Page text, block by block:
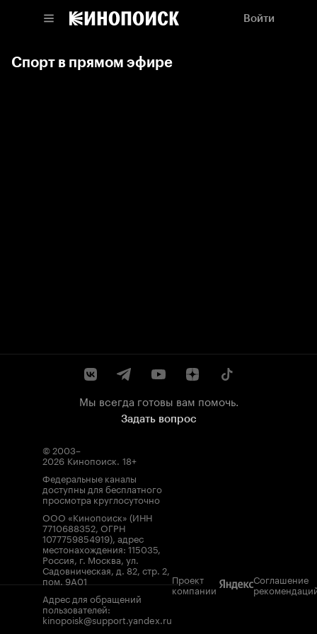
Войти
Спорт в прямом эфире
Мы всегда готовы вам помочь.
Задать вопрос
© 2003–
2026 Кинопоиск. 18+
Федеральные каналы
доступны для бесплатного
просмотра круглосуточно
ООО «Кинопоиск» (ИНН
7710688352, ОГРН
1077759854919), адрес
местонахождения: 115035,
Россия, г. Москва, ул.
Садовническая, д. 82, стр. 2,
пом. 9А01
Адрес для обращений
пользователей:
kinopoisk@support.yandex.ru
Проект
компании
Соглашение